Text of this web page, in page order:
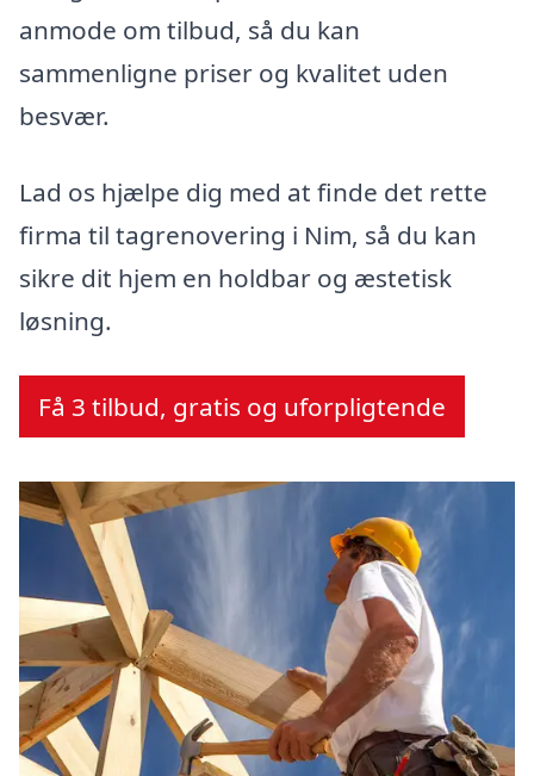
anmode om tilbud, så du kan
sammenligne priser og kvalitet uden
besvær.
Lad os hjælpe dig med at finde det rette
firma til tagrenovering i Nim, så du kan
sikre dit hjem en holdbar og æstetisk
løsning.
Få 3 tilbud, gratis og uforpligtende